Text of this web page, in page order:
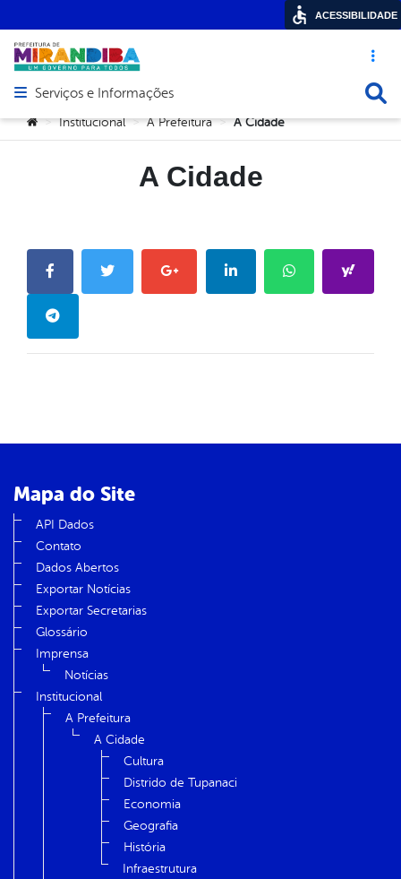
Acesso
Abrir menu principal de navegação
Serviços e Informações
Você está aqui:
> Institucional > A Prefeitura > A Cidade
A Cidade
Mapa do Site
API Dados
Contato
Dados Abertos
Exportar Notícias
Exportar Secretarias
Glossário
Imprensa
Notícias
Institucional
A Prefeitura
A Cidade
Cultura
Distrido de Tupanaci
Economia
Geografia
História
Infraestrutura
ACESSIBILIDADE